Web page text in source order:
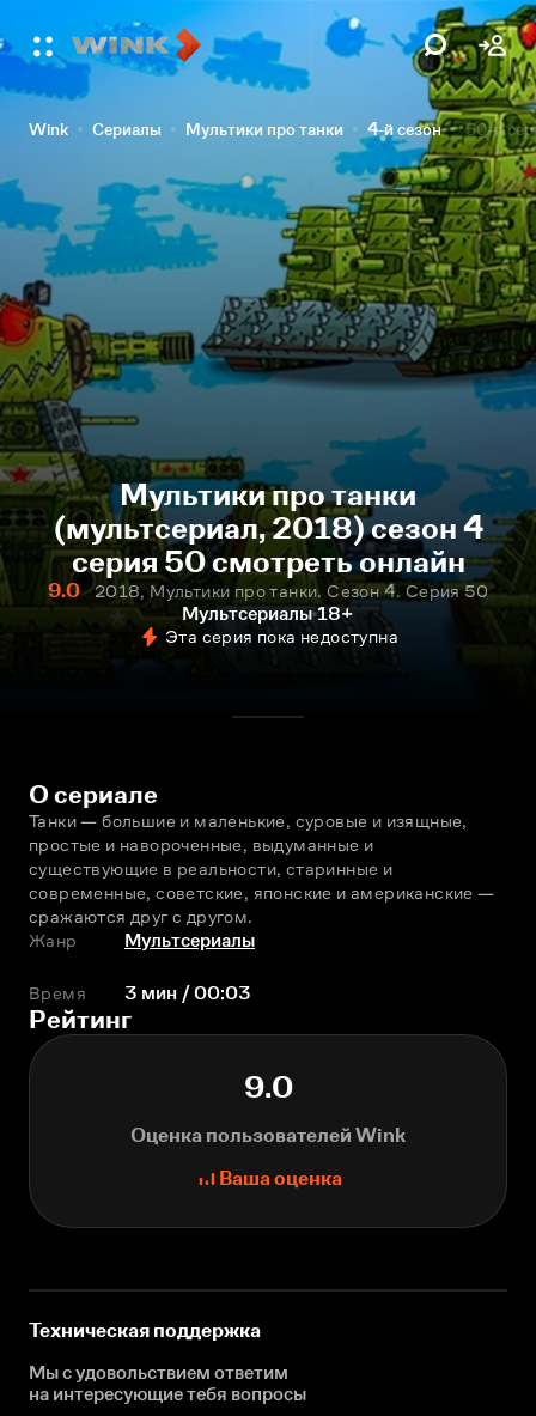
Wink Сериалы Мультики про танки 4-й сезон 50-я
Мультики про танки
(мультсериал, 2018) сезон 4
серия 50 смотреть онлайн
9.0
2018, Мультики про танки. Сезон 4. Серия 50
Мультсериалы 18+
Эта серия пока недоступна
О сериале
Танки — большие и маленькие, суровые и изящные,
простые и навороченные, выдуманные и
существующие в реальности, старинные и
современные, советские, японские и американские —
сражаются друг с другом.
Жанр
Мультсериалы
Время 3 мин / 00:03
Рейтинг
9.0
Оценка пользователей Wink
Ваша оценка
Техническая поддержка
Мы с удовольствием ответим
на интересующиетебя вопросы